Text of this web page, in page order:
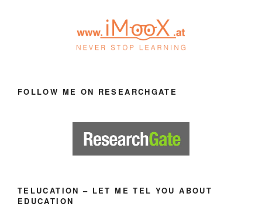
FOLLOW ME ON RESEARCHGATE
TELUCATION – LET ME TEL YOU ABOUT
EDUCATION